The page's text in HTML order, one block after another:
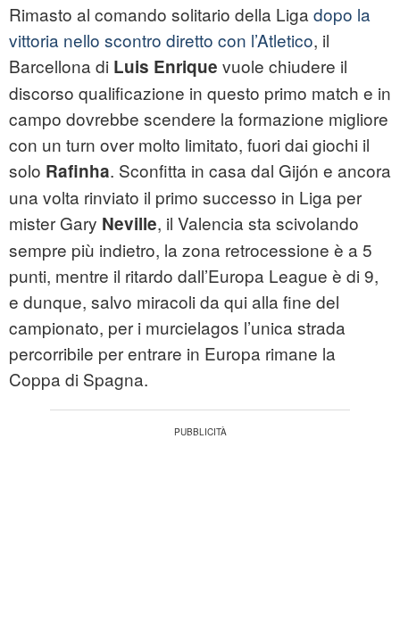
Rimasto al comando solitario della Liga dopo la
vittoria nello scontro diretto con l’Atletico, il
Barcellona di Luis Enrique vuole chiudere il
discorso qualificazione in questo primo match e in
campo dovrebbe scendere la formazione migliore
con un turn over molto limitato, fuori dai giochi il
solo Rafinha. Sconfitta in casa dal Gijón e ancora
una volta rinviato il primo successo in Liga per
mister Gary Neville, il Valencia sta scivolando
sempre più indietro, la zona retrocessione è a 5
punti, mentre il ritardo dall’Europa League è di 9,
e dunque, salvo miracoli da qui alla fine del
campionato, per i murcielagos l’unica strada
percorribile per entrare in Europa rimane la
Coppa di Spagna.